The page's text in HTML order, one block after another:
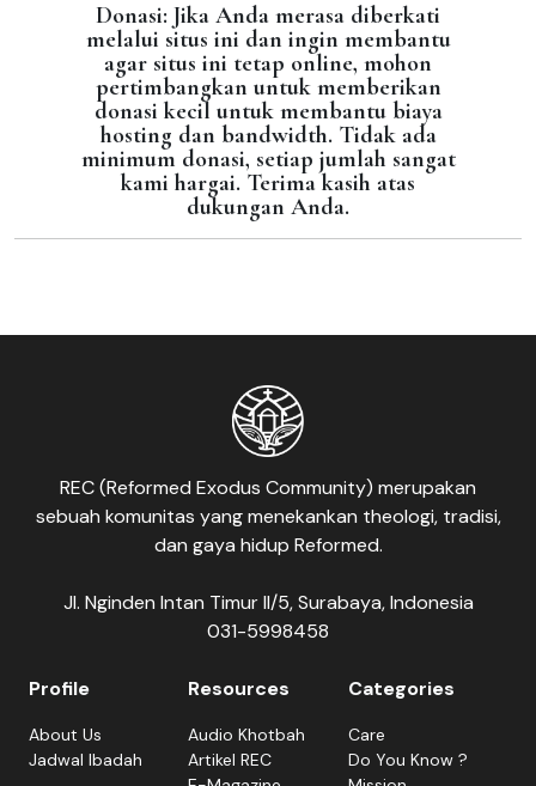
Donasi: Jika Anda merasa diberkati
melalui situs ini dan ingin membantu
agar situs ini tetap online, mohon
pertimbangkan untuk memberikan
donasi kecil untuk membantu biaya
hosting dan bandwidth. Tidak ada
minimum donasi, setiap jumlah sangat
kami hargai. Terima kasih atas
dukungan Anda.
REC (Reformed Exodus Community) merupakan
sebuah komunitas yang menekankan theologi, tradisi,
dan gaya hidup Reformed.
Jl. Nginden Intan Timur II/5, Surabaya, Indonesia
031-5998458
Profile
About Us
Jadwal Ibadah
Resources
Audio Khotbah
Artikel REC
Categories
Care
Do You Know ?